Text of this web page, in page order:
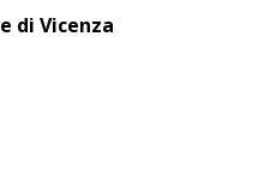
di Vicenza